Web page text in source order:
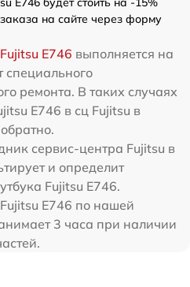
на сайте через форму
E746 выполняется на
специального
ремонта. В таких случаях
E746 в сц Fujitsu в
сервис-центра Fujitsu в
и определит
Fujitsu E746.
E746 по нашей
3 часа при наличии